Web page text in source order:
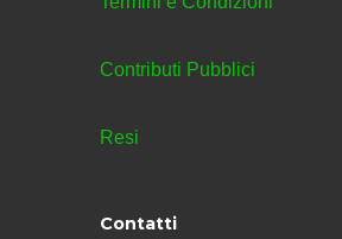
Contributi Pubblici
Resi
Contatti